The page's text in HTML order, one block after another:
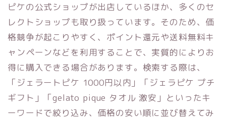
ピケの公式ショップが出店しているほか、多くのセ
レクトショップも取り扱っています。そのため、価
格競争が起こりやすく、ポイント還元や送料無料キ
ャンペーンなどを利用することで、実質的によりお
得に購入できる場合があります。検索する際は、
「ジェラートピケ 1000円以内」「ジェラピケ プチ
ギフト」「gelato pique タオル 激安」といったキ
ーワードで絞り込み、価格の安い順に並び替えてみ